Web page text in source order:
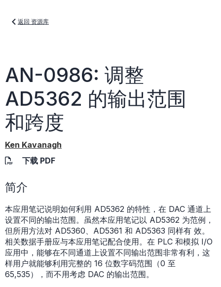
返回 资源库
AN-0986: 调整
AD5362 的输出范围
和跨度
Ken Kavanagh
下载 PDF
简介
本应用笔记说明如何利用 AD5362 的特性，在 DAC 通道上
设置不同的输出范围。虽然本应用笔记以 AD5362 为范例，
但所用方法对 AD5360、AD5361 和 AD5363 同样有 效。
相关数据手册应与本应用笔记配合使用。在 PLC 和模拟 I/O
应用中，能够在不同通道上设置不同输出范围非常有利，这
样用户就能够利用完整的 16 位数字码范围（0 至
65,535），而不用考虑 DAC 的输出范围。